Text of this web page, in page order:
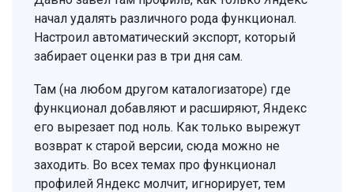
начал удалять различного рода функционал.
Настроил автоматический экспорт, который
забирает оценки раз в три дня сам.
Там (на любом другом каталогизаторе) где
функционал добавляют и расширяют, Яндекс
его вырезает под ноль. Как только вырежут
возврат к старой версии, сюда можно не
заходить. Во всех темах про функционал
профилей Яндекс молчит, игнорирует, тем